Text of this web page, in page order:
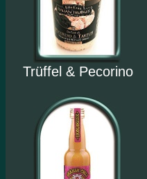
Trüffel & Pecorino